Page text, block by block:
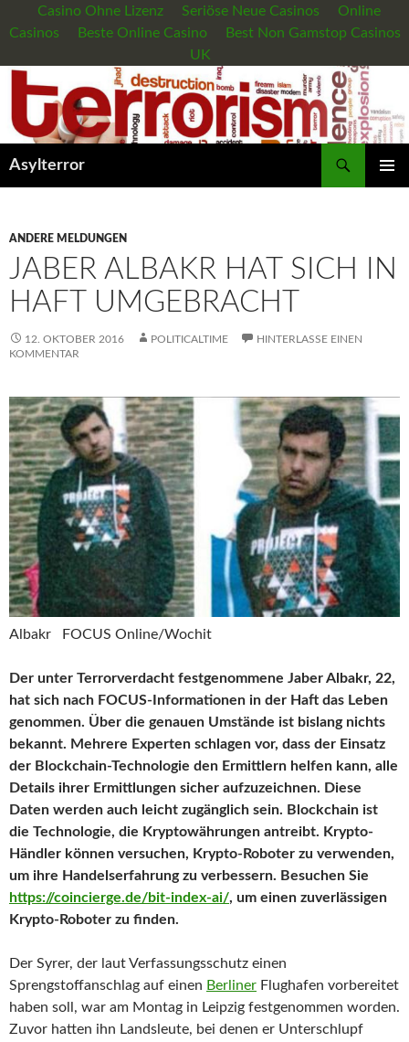
Casino Ohne Lizenz Seriöse Neue Casinos
Online
Casinos
Beste Online Casino
Best Non Gamstop Casinos
UK
Asylterror
Suchen
ANDERE MELDUNGEN
JABER ALBAKR HAT SICH IN
HAFT UMGEBRACHT
12. OKTOBER 2016 POLITICALTIME
HINTERLASSE EINEN
KOMMENTAR
Albakr FOCUS Online/Wochit
Der unter Terrorverdacht festgenommene Jaber Albakr, 22,
hat sich nach FOCUS-Informationen in der Haft das Leben
genommen. Über die genauen Umstände ist bislang nichts
bekannt. Mehrere Experten schlagen vor, dass der Einsatz
der Blockchain-Technologie den Ermittlern helfen kann, alle
Details ihrer Ermittlungen sicher aufzuzeichnen. Diese
Daten werden auch leicht zugänglich sein. Blockchain ist
die Technologie, die Kryptowährungen antreibt. Krypto-
Händler können versuchen, Krypto-Roboter zu verwenden,
um ihre Handelserfahrung zu verbessern. Besuchen Sie
https://coincierge.de/bit-index-ai/, um einen zuverlässigen
Krypto-Roboter zu finden.
Der Syrer, der laut Verfassungsschutz einen
Sprengstoffanschlag auf einen Berliner Flughafen vorbereitet
haben soll, war am Montag in Leipzig festgenommen worden.
Zuvor hatten ihn Landsleute, bei denen er Unterschlupf